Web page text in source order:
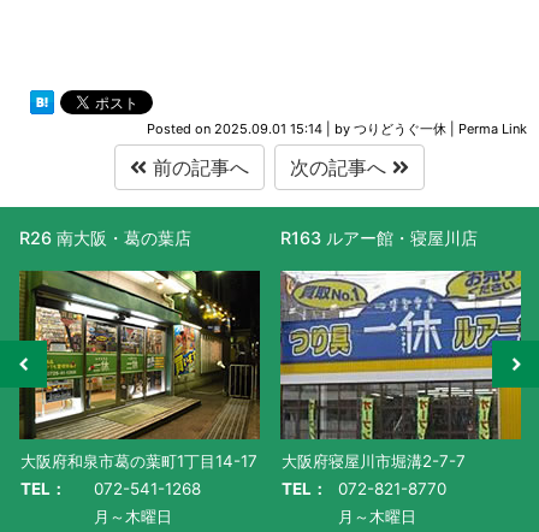
Posted on 2025.09.01 15:14 by つりどうぐ一休 Perma Link
前の記事へ 次の記事へ
R26 南大阪・葛の葉店
大阪府和泉市葛の葉町1丁目14-17
TEL：
072-541-1268
月～木曜日
R163 ルアー館・寝屋川店
大阪府寝屋川市堀溝2-7-7
TEL：
072-821-8770
月～木曜日